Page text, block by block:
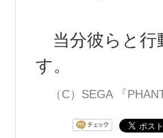
当分彼らと行
す。
（C）SEGA 『